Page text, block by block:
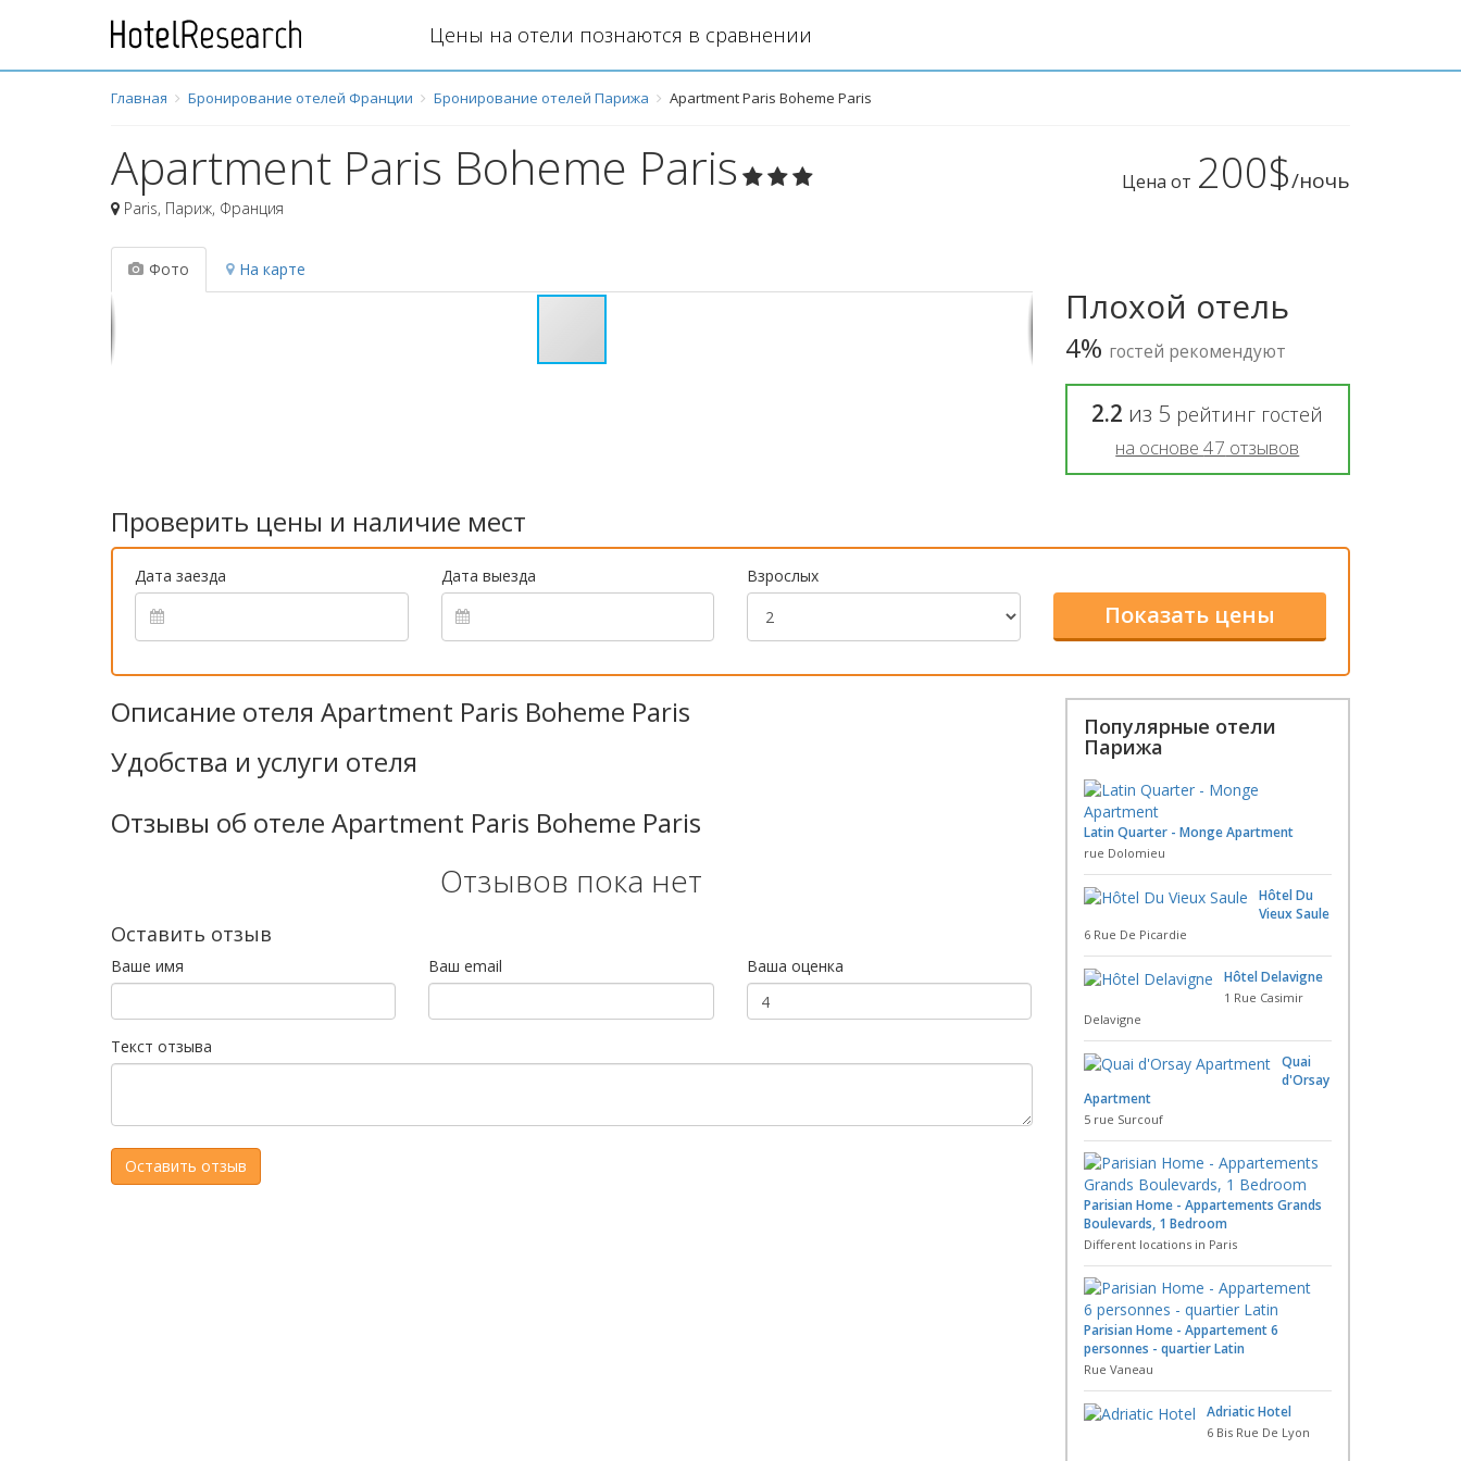
Цены на отели познаются в сравнении
Главная Бронирование отелей Франции Бронирование отелей Парижа Apartment Paris Boheme Paris
Apartment Paris Boheme Paris
Paris, Париж, Франция
Цена от 200$/ночь
Фото На карте
Плохой отель
4% гостей рекомендуют
2.2 из 5 рейтинг гостей
на основе47 отзывов
Проверить цены и наличие мест
Дата заезда Дата выезда Взрослых
Описание отеля Apartment Paris Boheme Paris
Удобства и услуги отеля
Отзывы об отеле Apartment Paris Boheme Paris
Отзывов пока нет
Оставить отзыв
Ваше имя Ваш email Ваша оценка
Текст отзыва
Популярные отели
Парижа
Latin Quarter - Monge Apartment
rue Dolomieu
Hôtel Du
Vieux Saule
6 Rue De Picardie
Hôtel Delavigne
1 Rue Casimir
Delavigne
Quai
d'Orsay
Apartment
5 rue Surcouf
Parisian Home - Appartements Grands
Boulevards, 1 Bedroom
Different locations in Paris
Parisian Home - Appartement 6
personnes - quartier Latin
Rue Vaneau
Adriatic Hotel
6 Bis Rue De Lyon